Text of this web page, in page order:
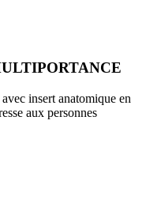
insert anatomique en
aux personnes